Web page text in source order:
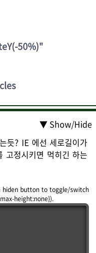
50%)"
▼ Show/Hide
듯? IE 에선 세로길이가
정시키면 먹히긴 하는
hiden button to toggle/switch
height:none}).